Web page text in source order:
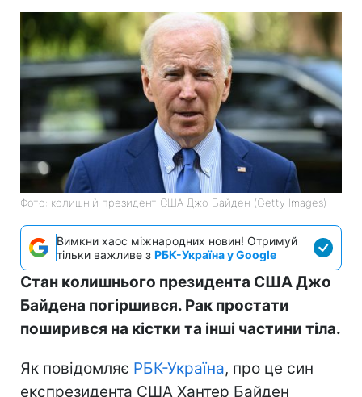
Фото: колишній президент США Джо Байден (Getty Images)
Вимкни хаос міжнародних новин! Отримуй
тільки важливе з РБК-Україна у Google
Стан колишнього президента США Джо
Байдена погіршився. Рак простати
поширився на кістки та інші частини тіла.
Як повідомляє РБК-Україна, про це син
експрезидента США Хантер Байден